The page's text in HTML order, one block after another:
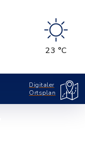
23 °C
Digitaler
Ortsplan